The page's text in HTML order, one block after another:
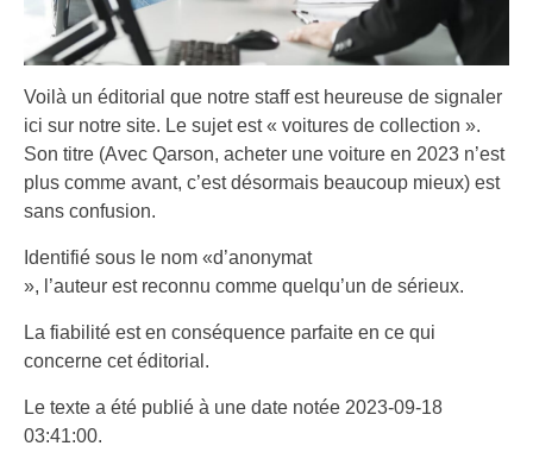
Voilà un éditorial que notre staff est heureuse de signaler
ici sur notre site. Le sujet est « voitures de collection ».
Son titre (Avec Qarson, acheter une voiture en 2023 n’est
plus comme avant, c’est désormais beaucoup mieux) est
sans confusion.
Identifié sous le nom «d’anonymat
», l’auteur est reconnu comme quelqu’un de sérieux.
La fiabilité est en conséquence parfaite en ce qui
concerne cet éditorial.
Le texte a été publié à une date notée 2023-09-18
03:41:00.